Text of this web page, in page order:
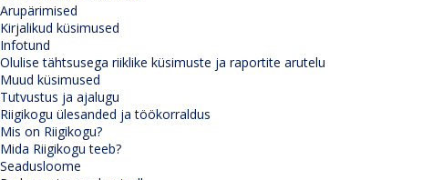
Arupärimised
Kirjalikud küsimused
Infotund
Olulise tähtsusega riiklike küsimuste ja raportite arutelu
Muud küsimused
Tutvustus ja ajalugu
Riigikogu ülesanded ja töökorraldus
Mis on Riigikogu?
Mida Riigikogu teeb?
Seadusloome